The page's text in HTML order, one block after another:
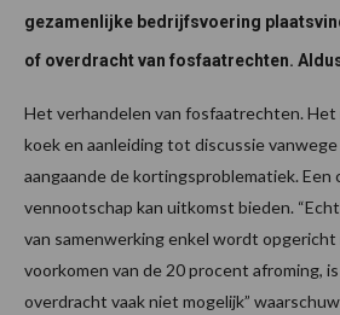
gezamenlijke bedrijfsvoering
of overdracht van fosfaatrechten.
Het verhandelen van fosfaatrechten. Het
koek en aanleiding tot discussie
aangaande de kortingsproblematiek. Een
vennootschap kan uitkomst bieden.
van samenwerking enkel wordt
voorkomen van de 20 procent afroming,
overdracht vaak niet mogelijk”